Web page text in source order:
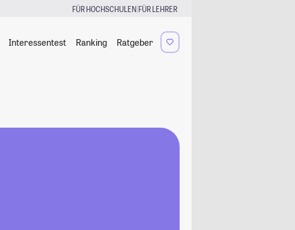
FÜR HOCHSCHULEN|FÜR LEHRER
Interessentest Ranking Ratgeber